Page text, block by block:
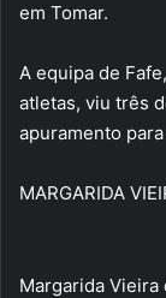
em Tomar.
A equipa de
atletas, viu três
apuramento
MARGARIDA
Margarida